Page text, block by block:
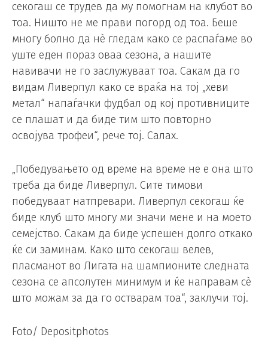
секогаш се трудев да му помогнам на клубот во
тоа. Ништо не ме прави погорд од тоа. Беше
многу болно да нè гледам како се распаѓаме во
уште еден пораз оваа сезона, а нашите
навивачи не го заслужуваат тоа. Сакам да го
видам Ливерпул како се враќа на тој „хеви
метал“ напаѓачки фудбал од кој противниците
се плашат и да биде тим што повторно
освојува трофеи“, рече тој. Салах.
„Победувањето од време на време не е она што
треба да биде Ливерпул. Сите тимови
победуваат натпревари. Ливерпул секогаш ќе
биде клуб што многу ми значи мене и на моето
семејство. Сакам да биде успешен долго откако
ќе си заминам. Како што секогаш велев,
пласманот во Лигата на шампионите следната
сезона се апсолутен минимум и ќе направам сè
што можам за да го остварам тоа“, заклучи тој.
Foto/ Depositphotos